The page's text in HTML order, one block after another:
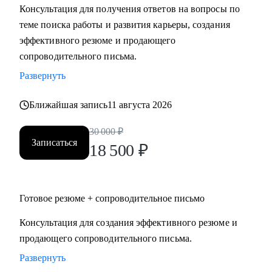
Мидл и топ руководители.
• CEO/Генеральный директор
• Операционный директор/Исполнительный директор
• Коммерческий директор/Директор по продажам
• CFO/ Финансовый директор
• Директор по производству
• ИТ-директор
• Директор по логистике и закупкам
• Директор по стратегическому развитию
Для своих клиентов я — Карьерный доктор, который
поможет «диагностировать и вылечить» проблемы в
области профессионального развития: выявить сильные
уникальность, найти оптимальное и актуальное решение, а
Консультация для получения ответов на вопросы по
теме поиска работы и развития карьеры, создания
эффективного резюме и продающего
сопроводительного письма.
Развернуть
Ближайшая запись11 августа 2026
Записаться
30 000 ₽
18 500 ₽
Готовое резюме + сопроводительное письмо
Консультация для создания эффективного резюме и
продающего сопроводительного письма.
Развернуть